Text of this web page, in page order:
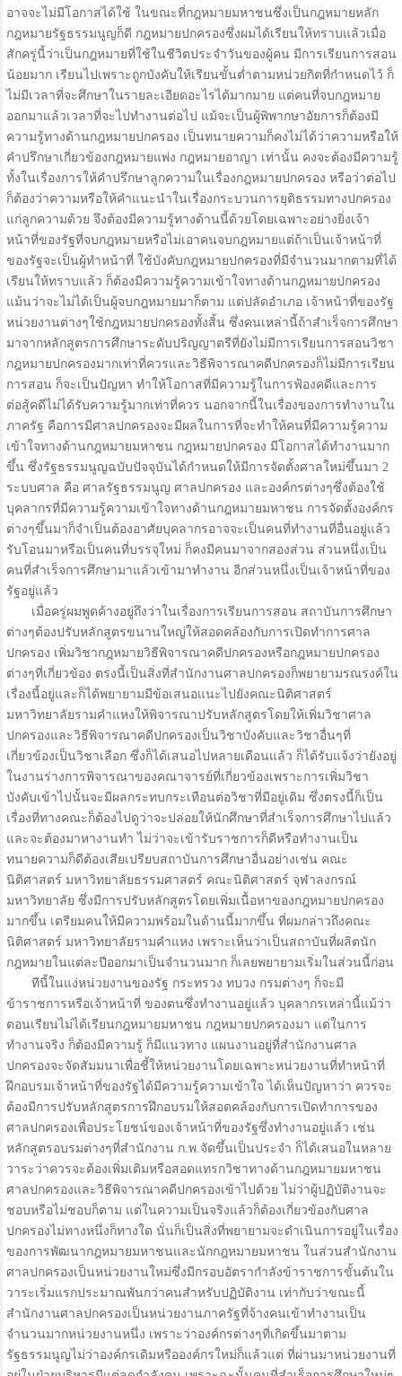
อาจจะไม่มีโอกาสได้ใช้ ในขณะที่กฎหมายมหาชนซึ่งเป็นกฎหมายหลัก
กฎหมายรัฐธรรมนูญก็ดี กฎหมายปกครองซึ่งผมได้เรียนให้ทราบแล้วเมื่อ
สักครู่นี้ว่าเป็นกฎหมายที่ใช้ในชีวิตประจำวันของผู้คน มีการเรียนการสอน
น้อยมาก เรียนไปเพราะถูกบังคับให้เรียนขั้นต่ำตามหน่วยกิตที่กำหนดไว้ ก็
ไม่มีเวลาที่จะศึกษาในรายละเอียดอะไรได้มากมาย แต่คนที่จบกฎหมาย
ออกมาแล้วเวลาที่จะไปทำงานต่อไป แม้จะเป็นผู้พิพากษาอัยการก็ต้องมี
ความรู้ทางด้านกฎหมายปกครอง เป็นทนายความก็คงไม่ได้ว่าความหรือให้
คำปรึกษาเกี่ยวข้องกฎหมายแพ่ง กฎหมายอาญา เท่านั้น คงจะต้องมีความรู้
ทั้งในเรื่องการให้คำปรึกษาลูกความในเรื่องกฎหมายปกครอง หรือว่าต่อไป
ก็ต้องว่าความหรือให้คำแนะนำในเรื่องกระบวนการยุติธรรมทางปกครอง
แก่ลูกความด้วย จึงต้องมีความรู้ทางด้านนี้ด้วยโดยเฉพาะอย่างยิ่งเจ้า
หน้าที่ของรัฐที่จบกฎหมายหรือไม่เอาคนจบกฎหมายแต่ถ้าเป็นเจ้าหน้าที่
ของรัฐจะเป็นผู้ทำหน้าที่ ใช้บังคับกฎหมายปกครองที่มีจำนวนมากตามที่ได้
เรียนให้ทราบแล้ว ก็ต้องมีความรู้ความเข้าใจทางด้านกฎหมายปกครอง
แม้นว่าจะไม่ได้เป็นผู้จบกฎหมายมาก็ตาม แต่ปลัดอำเภอ เจ้าหน้าที่ของรัฐ
หน่วยงานต่างๆใช้กฎหมายปกครองทั้งสิ้น ซึ่งคนเหล่านี้ถ้าสำเร็จการศึกษา
มาจากหลักสูตรการศึกษาระดับปริญญาตรีที่ยังไม่มีการเรียนการสอนวิชา
กฎหมายปกครองมากเท่าที่ควรและวิธีพิจารณาคดีปกครองก็ไม่มีการเรียน
การสอน ก็จะเป็นปัญหา ทำให้โอกาสที่มีความรู้ในการฟ้องคดีและการ
ต่อสู้คดีไม่ได้รับความรู้มากเท่าที่ควร นอกจากนี้ในเรื่องของการทำงานใน
ภาครัฐ คือการมีศาลปกครองจะมีผลในการที่จะทำให้คนที่มีความรู้ความ
เข้าใจทางด้านกฎหมายมหาชน กฎหมายปกครอง มีโอกาสได้ทำงานมาก
ขึ้น ซึ่งรัฐธรรมนูญฉบับปัจจุบันได้กำหนดให้มีการจัดตั้งศาลใหม่ขึ้นมา 2
ระบบศาล คือ ศาลรัฐธรรมนูญ ศาลปกครอง และองค์กรต่างๆซึ่งต้องใช้
บุคลากรที่มีความรู้ความเข้าใจทางด้านกฎหมายมหาชน การจัดตั้งองค์กร
ต่างๆขึ้นมาก็จำเป็นต้องอาศัยบุคลากรอาจจะเป็นคนที่ทำงานที่อื่นอยู่แล้ว
รับโอนมาหรือเป็นคนที่บรรจุใหม่ ก็คงมีคนมาจากสองส่วน ส่วนหนึ่งเป็น
คนที่สำเร็จการศึกษามาแล้วเข้ามาทำงาน อีกส่วนหนึ่งเป็นเจ้าหน้าที่ของ
รัฐอยู่แล้ว
เมื่อครู่ผมพูดค้างอยู่ถึงว่าในเรื่องการเรียนการสอน สถาบันการศึกษา
ต่างๆต้องปรับหลักสูตรขนานใหญ่ให้สอดคล้องกับการเปิดทำการศาล
ปกครอง เพิ่มวิชากฎหมายวิธีพิจารณาคดีปกครองหรือกฎหมายปกครอง
ต่างๆที่เกี่ยวข้อง ตรงนี้เป็นสิ่งที่สำนักงานศาลปกครองก็พยายามรณรงค์ใน
เรื่องนี้อยู่และก็ได้พยายามมีข้อเสนอแนะไปยังคณะนิติศาสตร์
มหาวิทยาลัยรามคำแหงให้พิจารณาปรับหลักสูตรโดยให้เพิ่มวิชาศาล
ปกครองและวิธีพิจารณาคดีปกครองเป็นวิชาบังคับและวิชาอื่นๆที่
เกี่ยวข้องเป็นวิชาเลือก ซึ่งก็ได้เสนอไปหลายเดือนแล้ว ก็ได้รับแจ้งว่ายังอยู่
ในงานร่างการพิจารณาของคณาจารย์ที่เกี่ยวข้องเพราะการเพิ่มวิชา
บังคับเข้าไปนั้นจะมีผลกระทบกระเทือนต่อวิชาที่มีอยู่เดิม ซึ่งตรงนี้ก็เป็น
เรื่องที่ทางคณะก็ต้องไปดูว่าจะปล่อยให้นักศึกษาที่สำเร็จการศึกษาไปแล้ว
และจะต้องมาหางานทำ ไม่ว่าจะเข้ารับราชการก็ดีหรือทำงานเป็น
ทนายความก็ดีต้องเสียเปรียบสถาบันการศึกษาอื่นอย่างเช่น คณะ
นิติศาสตร์ มหาวิทยาลัยธรรมศาสตร์ คณะนิติศาสตร์ จุฬาลงกรณ์
มหาวิทยาลัย ซึ่งมีการปรับหลักสูตรโดยเพิ่มเนื้อหาของกฎหมายปกครอง
มากขึ้น เตรียมคนให้มีความพร้อมในด้านนี้มากขึ้น ที่ผมกล่าวถึงคณะ
นิติศาสตร์ มหาวิทยาลัยรามคำแหง เพราะเห็นว่าเป็นสถาบันที่ผลิตนัก
กฎหมายในแต่ละปีออกมาเป็นจำนวนมาก ก็เลยพยายามเริ่มในส่วนนี้ก่อน
ทีนี้ในแง่หน่วยงานของรัฐ กระทรวง ทบวง กรมต่างๆ ก็จะมี
ข้าราชการหรือเจ้าหน้าที่ ของตนซึ่งทำงานอยู่แล้ว บุคลากรเหล่านี้แม้ว่า
ตอนเรียนไม่ได้เรียนกฎหมายมหาชน กฎหมายปกครองมา แต่ในการ
ทำงานจริง ก็ต้องมีความรู้ ก็มีแนวทาง แผนงานอยู่ที่สำนักงานศาล
ปกครองจะจัดสัมมนาเพื่อชี้ให้หน่วยงานโดยเฉพาะหน่วยงานที่ทำหน้าที่
ฝึกอบรมเจ้าหน้าที่ของรัฐได้มีความรู้ความเข้าใจ ได้เห็นปัญหาว่า ควรจะ
ต้องมีการปรับหลักสูตรการฝึกอบรมให้สอดคล้องกับการเปิดทำการของ
ศาลปกครองเพื่อประโยชน์ของเจ้าหน้าที่ของรัฐซึ่งทำงานอยู่แล้ว เช่น
หลักสูตรอบรมต่างๆที่สำนักงาน ก.พ.จัดขึ้นเป็นประจำ ก็ได้เสนอในหลาย
วาระว่าควรจะต้องเพิ่มเติมหรือสอดแทรกวิชาทางด้านกฎหมายมหาชน
ศาลปกครองและวิธีพิจารณาคดีปกครองเข้าไปด้วย ไม่ว่าผู้ปฏิบัติงานจะ
ชอบหรือไม่ชอบก็ตาม แต่ในความเป็นจริงแล้วก็ต้องเกี่ยวข้องกับศาล
ปกครองไม่ทางหนึ่งก็ทางใด นั่นก็เป็นสิ่งที่พยายามจะดำเนินการอยู่ในเรื่อง
ของการพัฒนากฎหมายมหาชนและนักกฎหมายมหาชน ในส่วนสำนักงาน
ศาลปกครองเป็นหน่วยงานใหม่ซึ่งมีกรอบอัตรากำลังข้าราชการขั้นต้นใน
วาระเริ่มแรกประมาณพันกว่าคนสำหรับปฏิบัติงาน เท่ากับว่าขณะนี้
สำนักงานศาลปกครองเป็นหน่วยงานภาครัฐที่จ้างคนเข้าทำงานเป็น
จำนวนมากหน่วยงานหนึ่ง เพราะว่าองค์กรต่างๆที่เกิดขึ้นมาตาม
รัฐธรรมนูญไม่ว่าองค์กรเดิมหรือองค์กรใหม่ก็แล้วแต่ ที่ผ่านมาหน่วยงานที่